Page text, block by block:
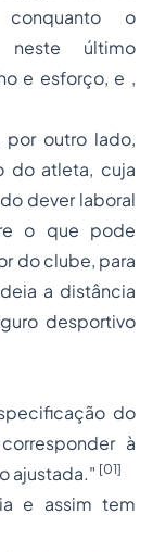
o
neste último
e esforço, e ,
por outro lado,
do atleta, cuja
dever laboral
o que pode
do clube, para
a distância
desportivo
do
à
ajustada." [01]
e assim tem